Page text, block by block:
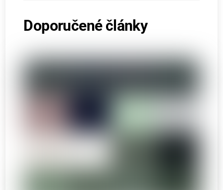
Doporučené články